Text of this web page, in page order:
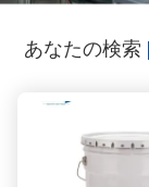
あなたの検索